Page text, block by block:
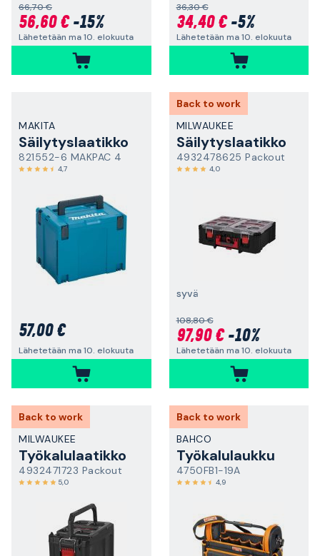
66,70 €
56,60 €-15%
Lähetetään ma 10. elokuuta
36,30 €
34,40 €-5%
Lähetetään ma 10. elokuuta
MAKITA
Säilytyslaatikko
821552-6 MAKPAC 4
4,7
57,00 €
Lähetetään ma 10. elokuuta
Back to work
MILWAUKEE
Säilytyslaatikko
4932478625 Packout
4,0
syvä
108,80 €
97,90 €-10%
Lähetetään ma 10. elokuuta
Back to work
MILWAUKEE
Työkalulaatikko
4932471723 Packout
5,0
Back to work
BAHCO
Työkalulaukku
4750FB1-19A
4,9